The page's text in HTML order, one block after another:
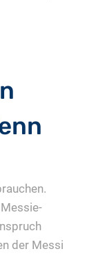
der Messi